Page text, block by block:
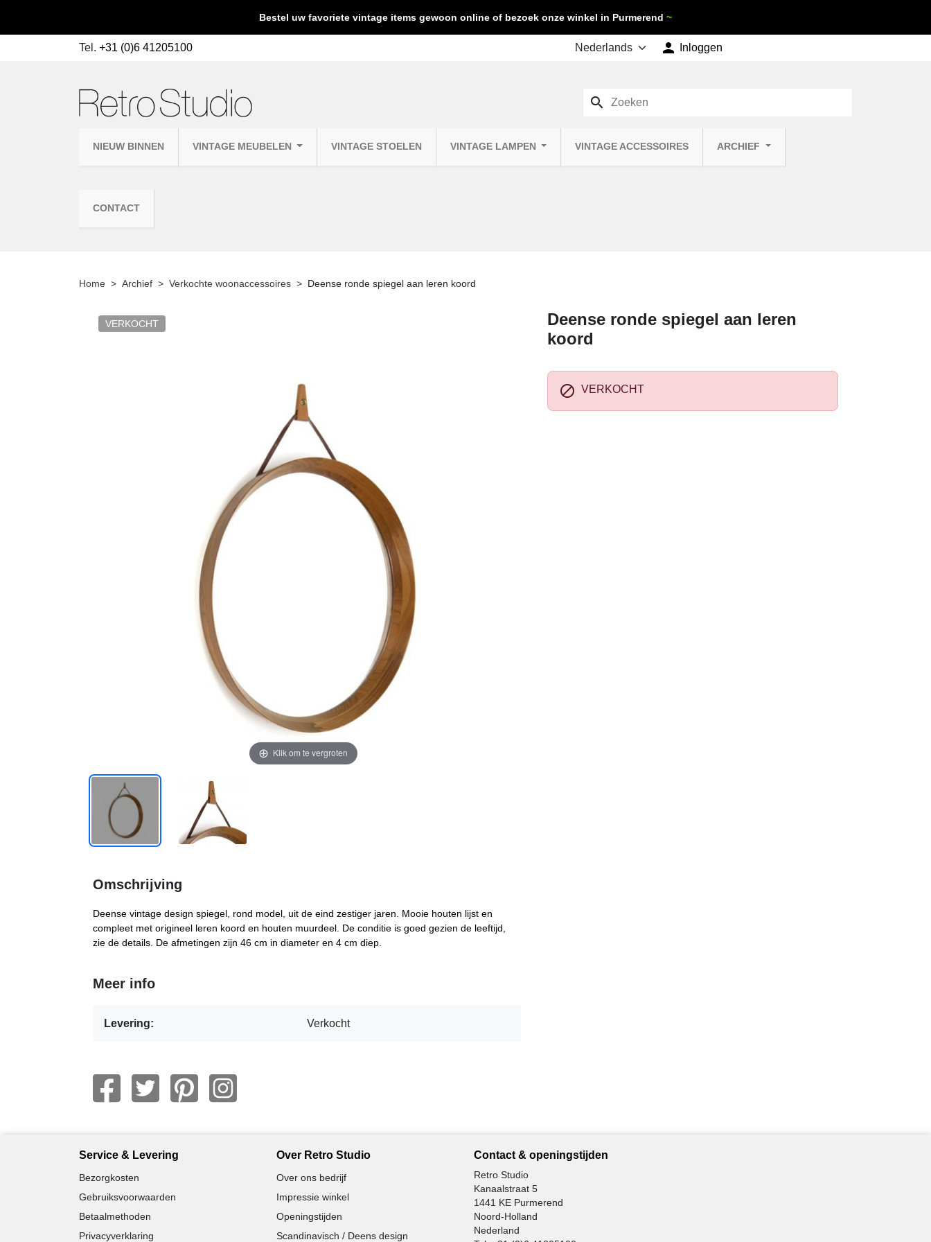
Bestel uw favoriete vintage items gewoon online of bezoek onze winkel in Purmerend ~
Tel. +31 (0)6 41205100  Inloggen
NIEUW BINNEN VINTAGE MEUBELEN VINTAGE STOELEN VINTAGE LAMPEN VINTAGE ACCESSOIRES ARCHIEF
CONTACT
search
Home Archief Verkochte woonaccessoires Deense ronde spiegel aan leren koord
VERKOCHT
Klik om te vergroten
Deense ronde spiegel aan leren
koord
 VERKOCHT
Omschrijving
Deense vintage design spiegel, rond model, uit de eind zestiger jaren. Mooie houten lijst en
compleet met origineel leren koord en houten muurdeel. De conditie is goed gezien de leeftijd,
zie de details. De afmetingen zijn 46 cm in diameter en 4 cm diep.
Meer info
Levering: Verkocht
Service & Levering
Bezorgkosten
Gebruiksvoorwaarden
Betaalmethoden
Privacyverklaring
Over Retro Studio
Over ons bedrijf
Impressie winkel
Openingstijden
Scandinavisch / Deens design
Contact & openingstijden
Retro Studio
Kanaalstraat 5
1441 KE Purmerend
Noord-Holland
Nederland